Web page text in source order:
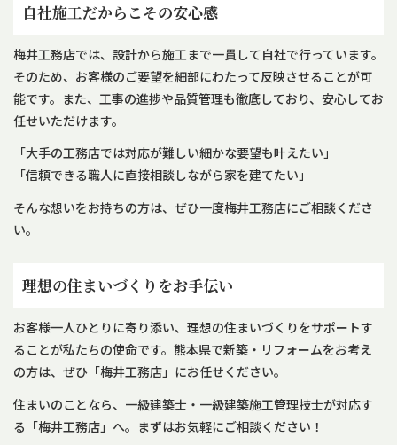
自社施工だからこその安心感
梅井工務店では、設計から施工まで一貫して自社で行っています。
そのため、お客様のご要望を細部にわたって反映させることが可
能です。また、工事の進捗や品質管理も徹底しており、安心してお
任せいただけます。
「大手の工務店では対応が難しい細かな要望も叶えたい」
「信頼できる職人に直接相談しながら家を建てたい」
そんな想いをお持ちの方は、ぜひ一度梅井工務店にご相談くださ
い。
理想の住まいづくりをお手伝い
お客様一人ひとりに寄り添い、理想の住まいづくりをサポートす
ることが私たちの使命です。熊本県で新築・リフォームをお考え
の方は、ぜひ「梅井工務店」にお任せください。
住まいのことなら、一級建築士・一級建築施工管理技士が対応す
る「梅井工務店」へ。まずはお気軽にご相談ください！